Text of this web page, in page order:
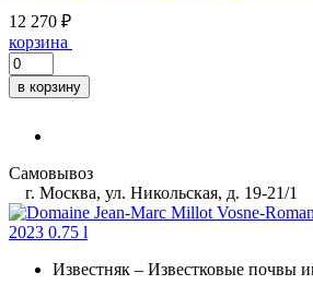
12 270 ₽
корзина
в корзину
Самовывоз
г. Москва, ул. Никольская, д. 19-21/1
Известняк – Известковые почвы